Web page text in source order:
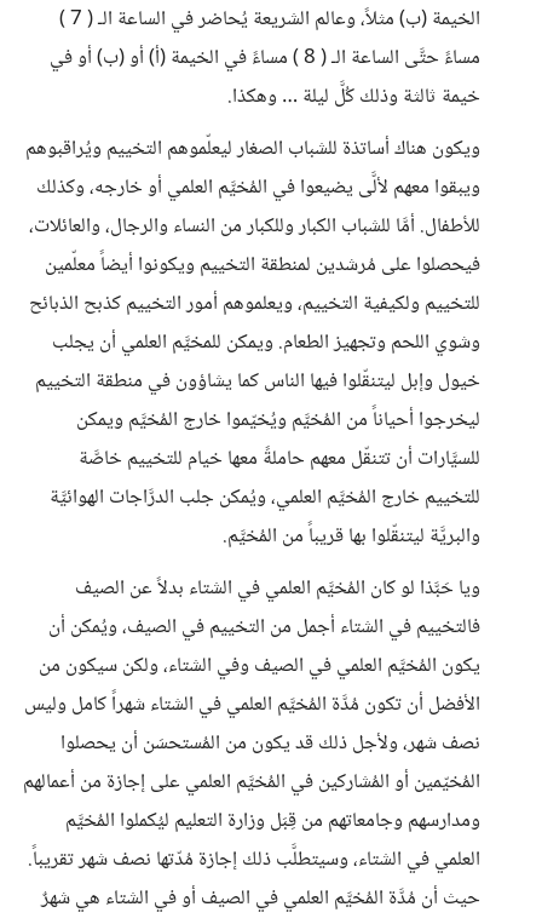
الخيمة (ب) مثلاً، وعالم الشريعة يُحاضر في الساعة الـ ( 7 )
مساءً حتَّى الساعة الـ ( 8 ) مساءً في الخيمة (أ) أو (ب) أو في
خيمة ثالثة وذلك كُلَّ ليلة … وهكذا.
ويكون هناك أساتذة للشباب الصغار ليعلّموهم التخييم ويُراقبوهم
ويبقوا معهم لألَّى يضيعوا في المُخيَّم العلمي أو خارجه، وكذلك
للأطفال. أمَّا للشباب الكبار وللكبار من النساء والرجال، والعائلات،
فيحصلوا على مُرشدين لمنطقة التخييم ويكونوا أيضاً معلّمين
للتخييم ولكيفية التخييم، ويعلموهم أمور التخييم كذبح الذبائح
وشوي اللحم وتجهيز الطعام. ويمكن للمخيَّم العلمي أن يجلب
خيول وإبل ليتنقّلوا فيها الناس كما يشاؤون في منطقة التخييم
ليخرجوا أحياناً من المُخيَّم ويُخيّموا خارج المُخيَّم ويمكن
للسيَّارات أن تتنقّل معهم حاملةً معها خيام للتخييم خاصَّة
للتخييم خارج المُخيَّم العلمي، ويُمكن جلب الدرَّاجات الهوائيَّة
والبريَّة ليتنقّلوا بها قريباً من المُخيَّم.
ويا حَبَّذا لو كان المُخيَّم العلمي في الشتاء بدلاً عن الصيف
فالتخييم في الشتاء أجمل من التخييم في الصيف، ويُمكن أن
يكون المُخيَّم العلمي في الصيف وفي الشتاء، ولكن سيكون من
الأفضل أن تكون مُدَّة المُخيَّم العلمي في الشتاء شهراً كامل وليس
نصف شهر، ولأجل ذلك قد يكون من المُستحسَن أن يحصلوا
المُخيّمين أو المُشاركين في المُخيَّم العلمي على إجازة من أعمالهم
ومدارسهم وجامعاتهم من قِبَل وزارة التعليم ليُكملوا المُخيَّم
العلمي في الشتاء، وسيتطلَّب ذلك إجازة مُدّتها نصف شهر تقريباً.
حيث أن مُدَّة المُخيَّم العلمي في الصيف أو في الشتاء هي شهرٌ